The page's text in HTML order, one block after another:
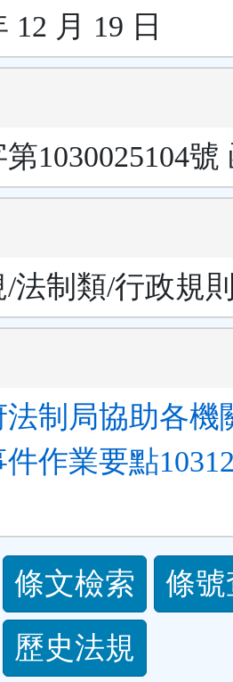
12 月 19 日
1030025104號
法制類/行政規
制局協助各機
作業要點
條文檢索
條
歷史法規